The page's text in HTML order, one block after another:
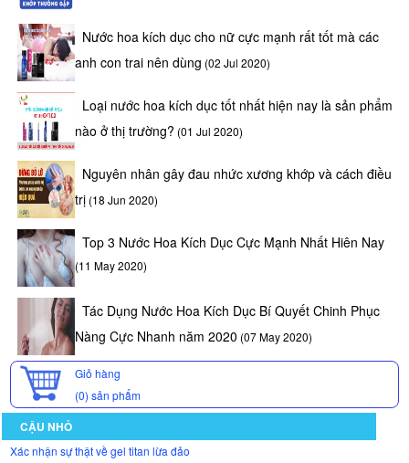
Nước hoa kích dục cho nữ cực mạnh rất tốt mà các
anh con trai nên dùng (02 Jul 2020)
Loại nước hoa kích dục tốt nhất hiện nay là sản phẩm
nào ở thị trường? (01 Jul 2020)
Nguyên nhân gây đau nhức xương khớp và cách điều
trị (18 Jun 2020)
Top 3 Nước Hoa Kích Dục Cực Mạnh Nhất Hiên Nay
(11 May 2020)
Tác Dụng Nước Hoa Kích Dục Bí Quyết Chinh Phục
Nàng Cực Nhanh năm 2020 (07 May 2020)
Giỏ hàng
(0) sản phẩm
CẬU NHỎ
Xác nhận sự thật về gel titan lừa đảo